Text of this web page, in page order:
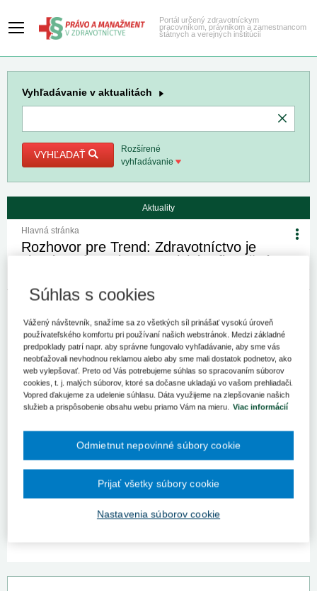
Portál určený zdravotníckym
pracovníkom, právnikom a zamestnancom
štátnych a verejných inštitúcií
Vyhľadávanie v aktualitách
VYHĽADAŤ
Rozšírené
vyhľadávanie
Aktuality
Hlavná stránka
Rozhovor pre Trend: Zdravotníctvo je
choré. Nefunguje strategické a finančné
O problémoch s elektronizáciou zdravotníctva, konkrétnych
zisteniach našich kontrolórov rozprával predseda NKÚ
Ľubomír Andrassy pre Trend.
„To najsmutnejšie a aj najvýznamnejšie zistenie našich kontrolórov
je, že slovenské zdravotníctvo je choré. Potrebuje vážny zásah
z hľadiska strategického riadenia. 18 ministrov za 30 rokov je asi
kontinuitu, ak nemáte človeka, ktorý je na danej pozícii, je
odborník a môže naplniť svoje vízie, ciele, ktoré má spolu
s tímom, tak potom asi aj to je jedna z príčin, prečo sa slovenské
zdravotníctvo nachádza v tej situácii, v ktorej sa nachádza,“
Celý videorozhovor pre Trend nájdeteTU.
Súhlas s cookies
Vážený návštevník, snažíme sa zo všetkých síl prinášať vysokú úroveň
používateľského komfortu pri používaní našich webstránok. Medzi základné
predpoklady patrí napr. aby správne fungovalo vyhľadávanie, aby sme vás
neobťažovali nevhodnou reklamou alebo aby sme mali dostatok podnetov, ako
web vylepšovať. Preto od Vás potrebujeme súhlas so spracovaním súborov
cookies, t. j. malých súborov, ktoré sa dočasne ukladajú vo vašom prehliadači.
Vopred ďakujeme za udelenie súhlasu. Dáta využijeme na zlepšovanie našich
služieb a prispôsobenie obsahu webu priamo Vám na mieru.
Viac informácií
Nastavenia súborov cookie
Odmietnut nepovinné súbory cookie
Prijať všetky súbory cookie